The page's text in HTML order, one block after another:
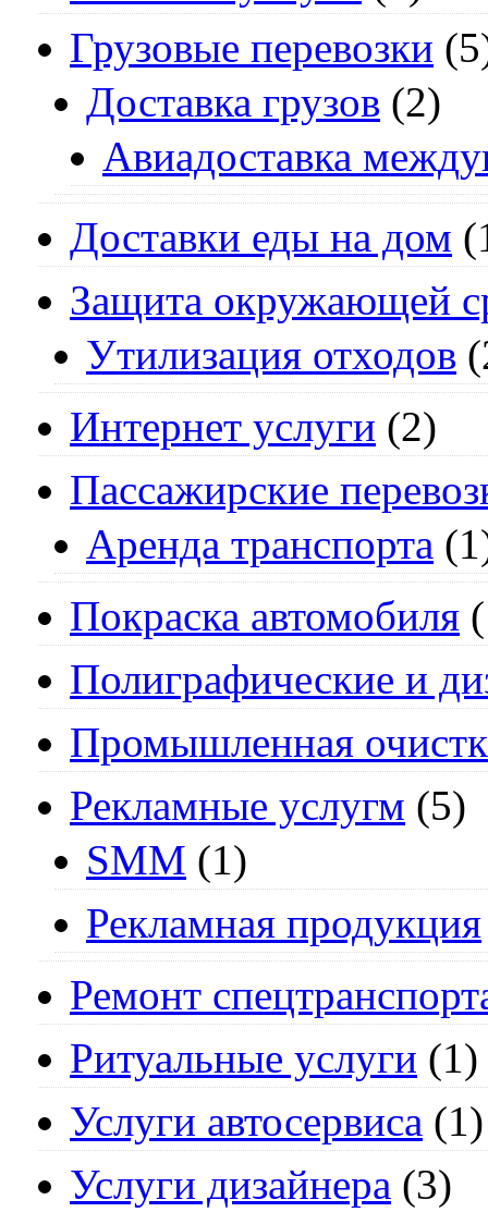
Грузовые перевозки
Доставка грузов (2)
Авиадоставка
Доставки еды на дом
Защита окружающей
Утилизация отходов
Интернет услуги (2)
Пассажирские
Аренда транспорта
Покраска автомобиля
Полиграфические и
Промышленная
Рекламные услугм (5)
SMM (1)
Рекламная продукция
Ремонт
Ритуальные услуги (1)
Услуги автосервиса (1)
Услуги дизайнера (3)